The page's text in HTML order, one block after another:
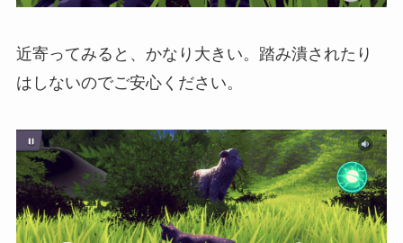
近寄ってみると、かなり大きい。踏み潰されたり
はしないのでご安心ください。